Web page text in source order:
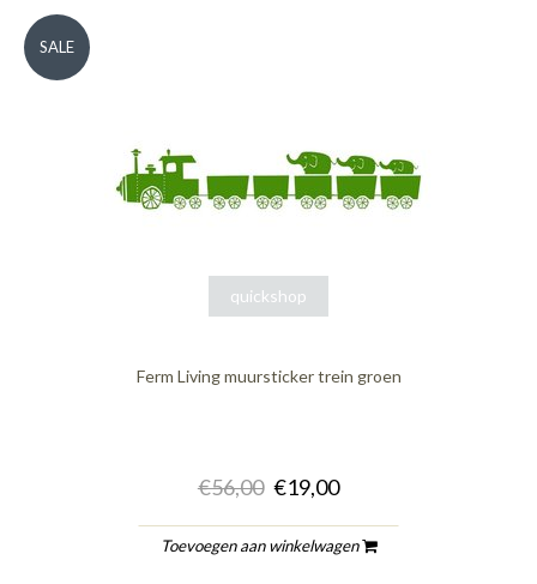
quickshop
SALE
Ferm Living muursticker trein groen
€56,00 €19,00
Toevoegen aan winkelwagen